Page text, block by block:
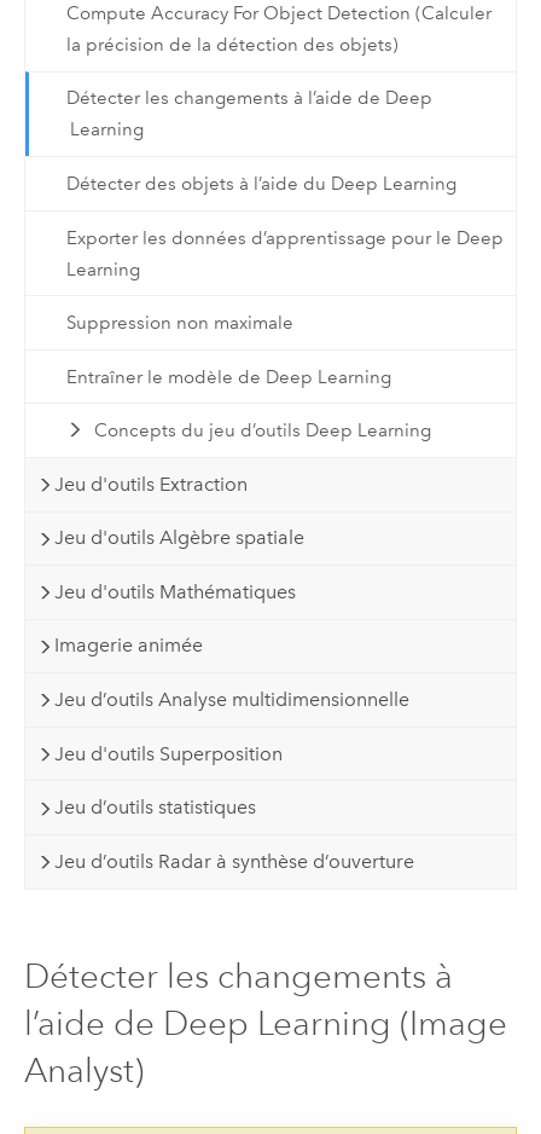
Compute Accuracy For Object Detection (Calculer
la précision de la détection des objets)
Détecter les changements à l’aide de Deep
Learning
Détecter des objets à l’aide du Deep Learning
Exporter les données d’apprentissage pour le Deep
Learning
Suppression non maximale
Entraîner le modèle de Deep Learning
Concepts du jeu d’outils Deep Learning
Jeu d'outils Extraction
Jeu d'outils Algèbre spatiale
Jeu d'outils Mathématiques
Imagerie animée
Jeu d’outils Analyse multidimensionnelle
Jeu d'outils Superposition
Jeu d’outils statistiques
Jeu d’outils Radar à synthèse d’ouverture
Détecter les changements à
l’aide de Deep Learning (Image
Analyst)